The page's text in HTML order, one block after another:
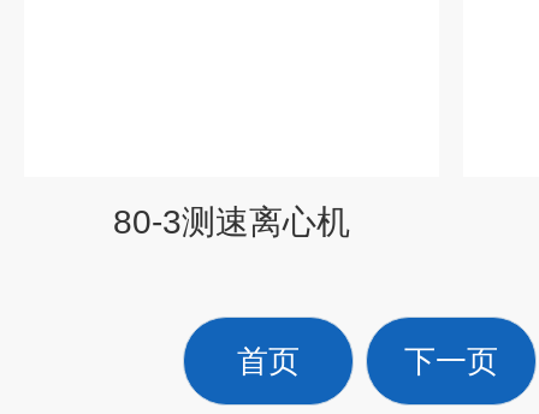
80-3测速离心机
首页 下一页